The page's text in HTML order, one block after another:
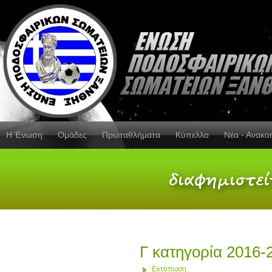
Η Ένωση Ομάδες Πρωταθλήματα Κύπελλο Νέα -
Γ κατηγορία
Εκτύπωση